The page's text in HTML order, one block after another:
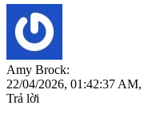
Amy Brock:
22/04/2026, 01:42:37 AM,
Trả lời